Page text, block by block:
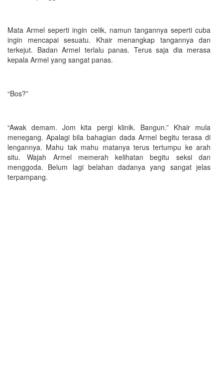
Mata Armel seperti ingin celik, namun tangannya seperti cuba
ingin mencapai sesuatu. Khair menangkap tangannya dan
terkejut. Badan Armel terlalu panas. Terus saja dia merasa
kepala Armel yang sangat panas.
“Bos?”
“Awak demam. Jom kita pergi klinik. Bangun.” Khair mula
menegang. Apalagi bila bahagian dada Armel begitu terasa di
lengannya. Mahu tak mahu matanya terus tertumpu ke arah
situ. Wajah Armel memerah kelihatan begitu seksi dan
menggoda. Belum lagi belahan dadanya yang sangat jelas
terpampang.